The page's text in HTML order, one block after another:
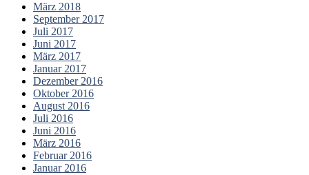
März 2018
September 2017
Juli 2017
Juni 2017
März 2017
Januar 2017
Dezember 2016
Oktober 2016
August 2016
Juli 2016
Juni 2016
März 2016
Februar 2016
Januar 2016